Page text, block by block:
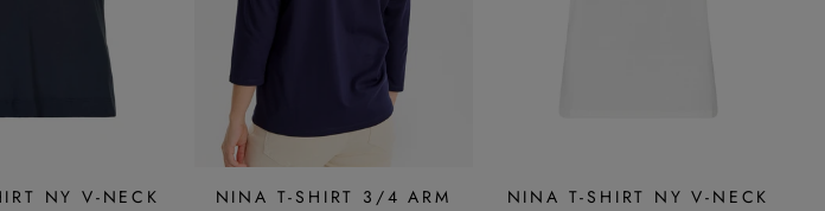
NY V-NECK NINA T-SHIRT 3/4 ARM NINA T-SHIRT NY V-NECK